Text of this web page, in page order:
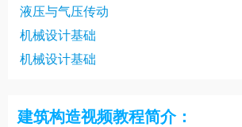
液压与气压传动
机械设计基础
机械设计基础
建筑构造视频教程简介：